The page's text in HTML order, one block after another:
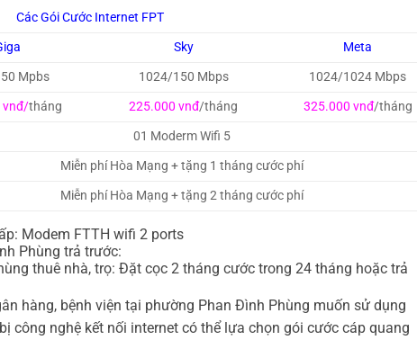
Các Gói Cước Internet FPT
Sky
Meta
Mpbs 1024/150 Mbps
1024/1024 Mbps
vnđ/tháng 225.000 vnđ/tháng 325.000 vnđ/tháng
01 Moderm Wifi 5
Miễn phí Hòa Mạng + tặng 1 tháng cước phí
Miễn phí Hòa Mạng + tặng 2 tháng cước phí
Modem FTTH wifi 2 ports
Phùng trả trước:
thuê nhà, trọ: Đặt cọc 2 tháng cước trong 24 tháng hoặc trả
hàng, bệnh viện tại phường Phan Đình Phùng muốn sử dụng
công nghệ kết nối internet có thể lựa chọn gói cước cáp quang